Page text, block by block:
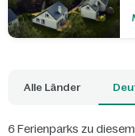
Alle Länder
6 Ferienparks zu